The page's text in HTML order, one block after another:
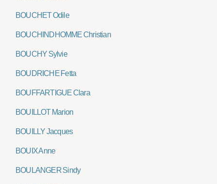
BOUCHET Odile
BOUCHINDHOMME Christian
BOUCHY Sylvie
BOUDRICHE Fetta
BOUFFARTIGUE Clara
BOUILLOT Marion
BOUILLY Jacques
BOUIX Anne
BOULANGER Sindy